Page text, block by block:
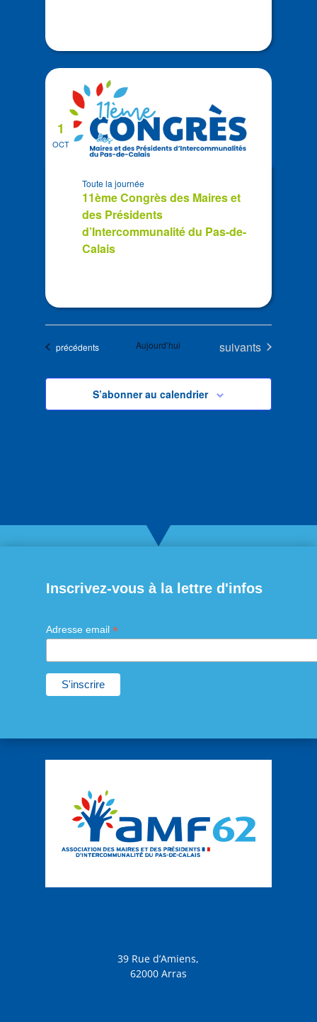
OCT
1
11ème Congrès des Maires et
des Présidents
d’Intercommunalité du Pas-de-
Calais
Toute la journée
Évènements
précédents Aujourd’hui Évènements
suivants
S’abonner au calendrier
Inscrivez-vous à la lettre d'infos
Adresse email *
39 Rue d’Amiens,
62000 Arras